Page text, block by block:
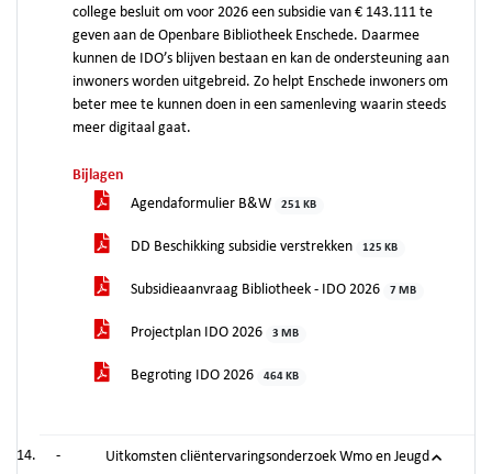
college besluit om voor 2026 een subsidie van € 143.111 te
geven aan de Openbare Bibliotheek Enschede. Daarmee
kunnen de IDO’s blijven bestaan en kan de ondersteuning aan
inwoners worden uitgebreid. Zo helpt Enschede inwoners om
beter mee te kunnen doen in een samenleving waarin steeds
meer digitaal gaat.
Bijlagen
Agendaformulier B&W
251 KB
DD Beschikking subsidie verstrekken 125 KB
Subsidieaanvraag Bibliotheek - IDO 2026 7 MB
Projectplan IDO 2026 3 MB
Begroting IDO 2026 464 KB
-
Uitkomsten cliëntervaringsonderzoek Wmo en Jeugd